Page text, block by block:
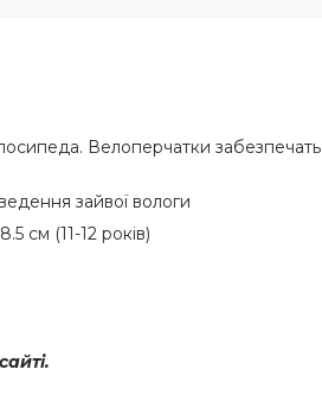
Велоперчатки забезпечать
зайвої вологи
см (11-12 років)